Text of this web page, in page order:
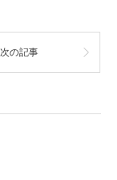
次の記事